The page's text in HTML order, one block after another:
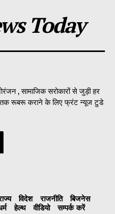
Today
, सामाजिक सरोकारों से जुड़ी हर
तक रूबरू कराने के लिए फ्रंट न्यूज टुडे
विदेश राजनीति
बिजनेस
हेल्थ वीडियो सम्पर्क करें